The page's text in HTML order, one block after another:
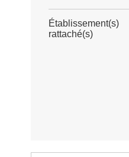
Établissement(s)
rattaché(s)